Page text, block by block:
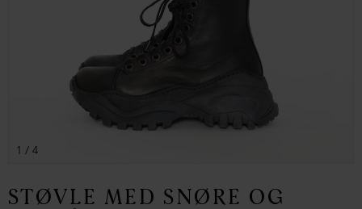
1 / 4
STØVLE MED SNØRE OG